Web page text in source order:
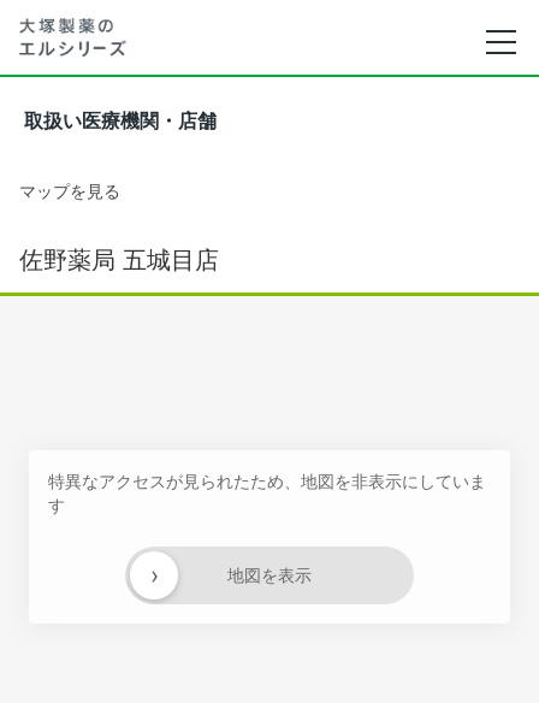
取扱い医療機関・店舗
マップを見る
佐野薬局 五城目店
特異なアクセスが見られたため、地図を非表示にしていま
す
地図を表示
›